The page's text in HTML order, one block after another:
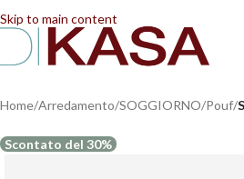
Skip to main content
Home/Arredamento/SOGGIORNO/Pouf/
Scontato del 30%